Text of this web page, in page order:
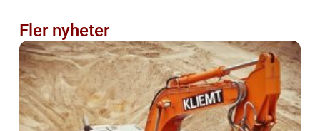
Fler nyheter